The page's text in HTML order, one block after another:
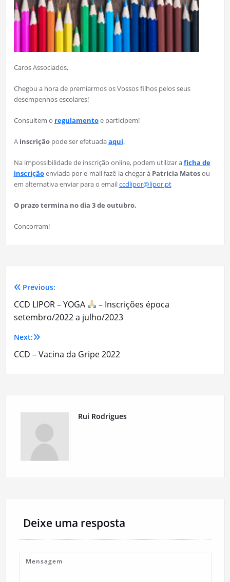
Caros Associados,
Chegou a hora de premiarmos os Vossos filhos pelos seus
desempenhos escolares!
Consultem o regulamentoe participem!
A inscriçãopode ser efetuadaaqui.
Na impossibilidade de inscrição online, podem utilizar aficha de
inscriçãoenviada por e-mail fazê-la chegar à Patrícia Matosou
em alternativa enviar para o emailccdlipor@lipor.pt
O prazo termina no dia 3 de outubro.
Concorram!
Navegação
de
artigos
Previous:
CCD LIPOR – YOGA
– Inscrições época
setembro/2022 a julho/2023
Next:
CCD – Vacina da Gripe 2022
Rui Rodrigues
Deixe uma resposta